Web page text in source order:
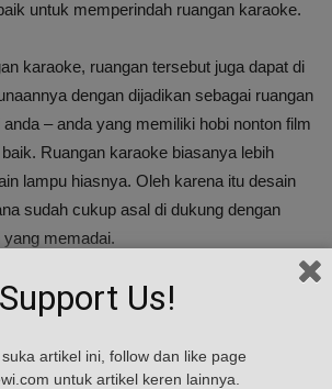
untuk memperindah ruangan karaoke.
karaoke, ruangan tersebut juga dapat di
dengan dijadikan sebagai ruangan
– anda yang memiliki hobi nonton film
Ruangan karaoke biasanya lebih
lampu hiasnya. Oleh karena itu desain
sudah cukup asal di dukung dengan
memadai.
dari ruangan karaoke di rumah yang
:
Support Us!
artikel ini, follow dan like page
untuk artikel keren lainnya.